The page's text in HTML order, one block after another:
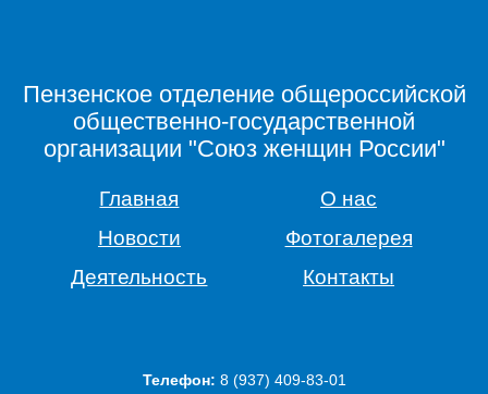
Пензенское отделение общероссийской
общественно-государственной
организации "Союз женщин России"
Главная
О нас
Новости
Фотогалерея
Деятельность
Контакты
Телефон: ‭8 (937) 409-83-01‬